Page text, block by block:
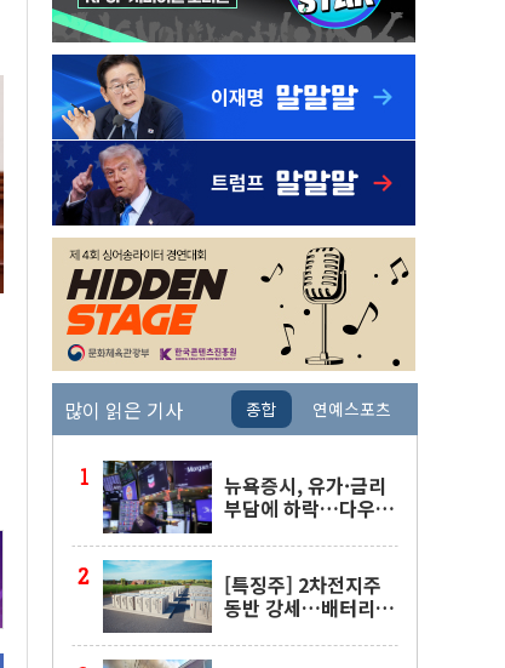
많이 읽은 기사 종합 연예스포츠
뉴욕증시, 유가·금리
부담에 하락…다우 5
[특징주] 2차전지주
동반 강세…배터리3